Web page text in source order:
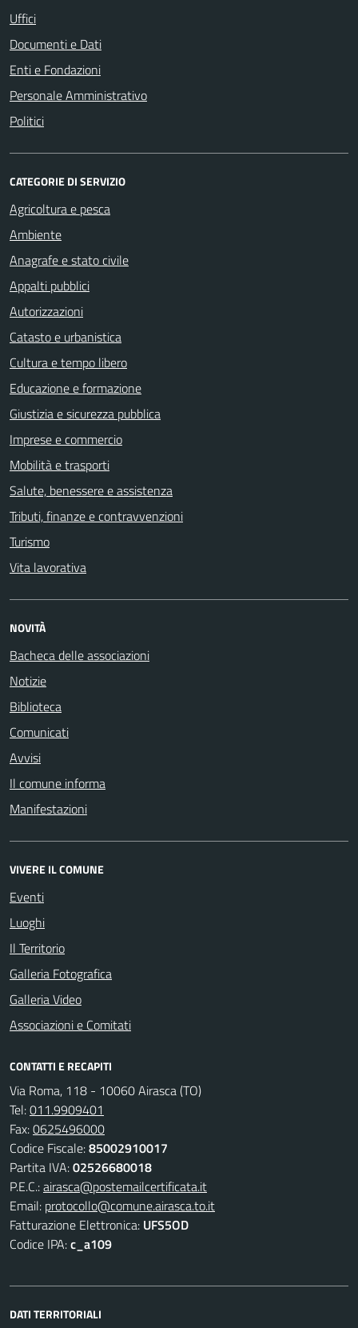
Uffici
Documenti e Dati
Enti e Fondazioni
Personale Amministrativo
Politici
CATEGORIE DI SERVIZIO
Agricoltura e pesca
Ambiente
Anagrafe e stato civile
Appalti pubblici
Autorizzazioni
Catasto e urbanistica
Cultura e tempo libero
Educazione e formazione
Giustizia e sicurezza pubblica
Imprese e commercio
Mobilità e trasporti
Salute, benessere e assistenza
Tributi, finanze e contravvenzioni
Turismo
Vita lavorativa
NOVITÀ
Bacheca delle associazioni
Notizie
Biblioteca
Comunicati
Avvisi
Il comune informa
Manifestazioni
VIVERE IL COMUNE
Eventi
Luoghi
Il Territorio
Galleria Fotografica
Galleria Video
Associazioni e Comitati
CONTATTI E RECAPITI
Via Roma, 118 - 10060 Airasca (TO)
Tel:011.9909401
Fax:0625496000
Codice Fiscale:85002910017
Partita IVA:02526680018
P.E.C.:airasca@postemailcertificata.it
Email: protocollo@comune.airasca.to.it
Fatturazione Elettronica: UFS5OD
Codice IPA:c_a109
DATI TERRITORIALI